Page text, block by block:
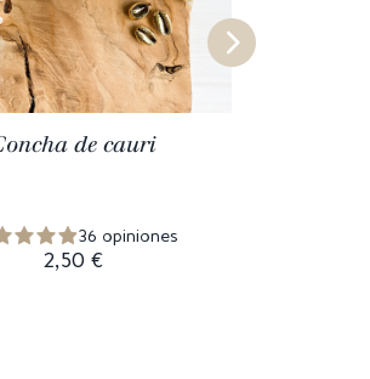
de cauri
36 opiniones
2,50 €